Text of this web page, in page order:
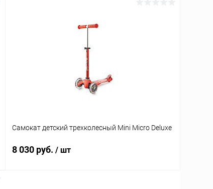
Самокат детский трехколесный Mini Micro Deluxe
8 030 руб. / шт